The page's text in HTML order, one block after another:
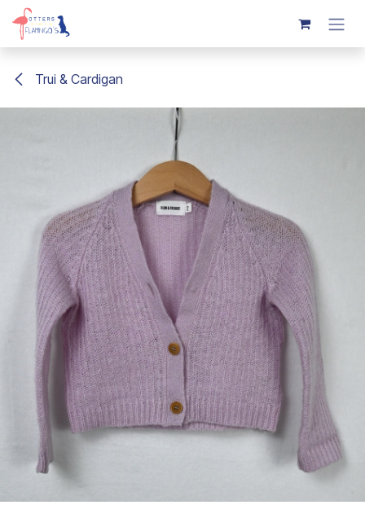
Overslaan naar inhoud
Trui & Cardigan